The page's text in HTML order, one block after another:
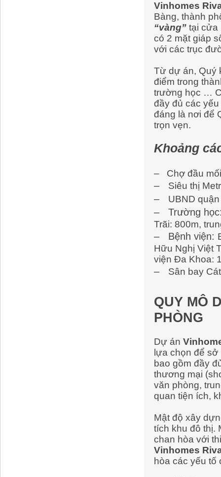
Vinhomes
Bàng, thành
“vàng” tại cửa
có 2 mặt giáp
với các trục
Từ dự án, Quý
điểm trong
trường học …
đầy đủ các yếu
đáng là nơi để
trọn vẹn.
Khoảng
– Chợ đầu
– Siêu thị
– UBND
– Trường
Trãi: 800m,
– ​ Bệnh viện:
Hữu Nghị Việt
viện Đa Khoa:
– Sân bay
QUY MÔ
PHÒNG
Dự án
lựa chọn để
bao gồm đầy
thương mại
văn phòng,
quan tiện ích,
Mật độ xây
tích khu đô thị.
chan hòa với
Vinhomes
hòa các yếu